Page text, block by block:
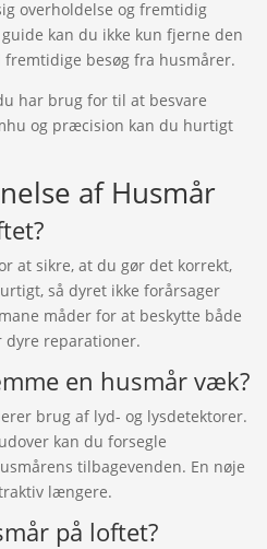
overholdelse og fremtidig
kan du ikke kun fjerne den
besøg fra husmårer.
har brug for til at besvare
og præcision kan du hurtigt
af Husmår
at sikre, at du gør det korrekt,
så dyret ikke forårsager
måder for at beskytte både
dyre reparationer.
en husmår væk?
brug af lyd- og lysdetektorer.
kan du forsegle
tilbagevenden. En nøje
længere.
på loftet?